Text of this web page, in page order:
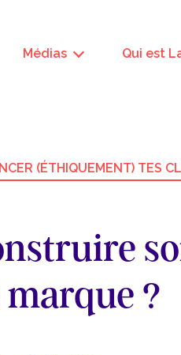
Médias Qui est
(ÉTHIQUEMENT) TES
?